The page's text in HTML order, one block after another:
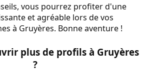
vous pourrez profiter d'une
et agréable lors de vos
à Gruyères. Bonne aventure !
plus de profils à Gruyères
?